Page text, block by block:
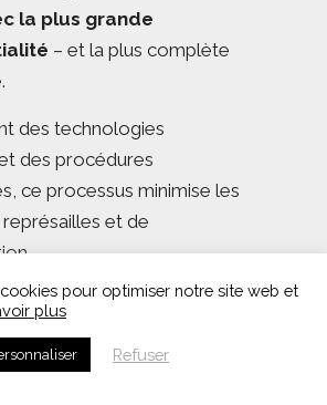
la plus grande
– et la plus complète
des technologies
des procédures
ce processus minimise les
et de
étant en conformité avec
de signalement
pour optimiser notre site web et
plus
Refuser